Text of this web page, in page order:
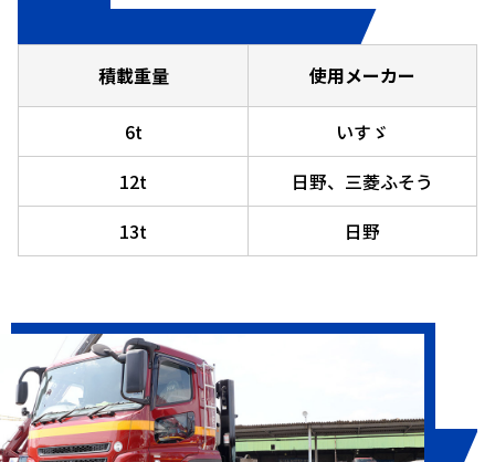
積載重量 使用メーカー
6t
いすゞ
12t
日野、三菱ふそう
13t
日野